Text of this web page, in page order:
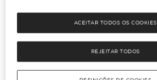
REJEITAR TODOS
ACEITAR TODOS OS COOKIES